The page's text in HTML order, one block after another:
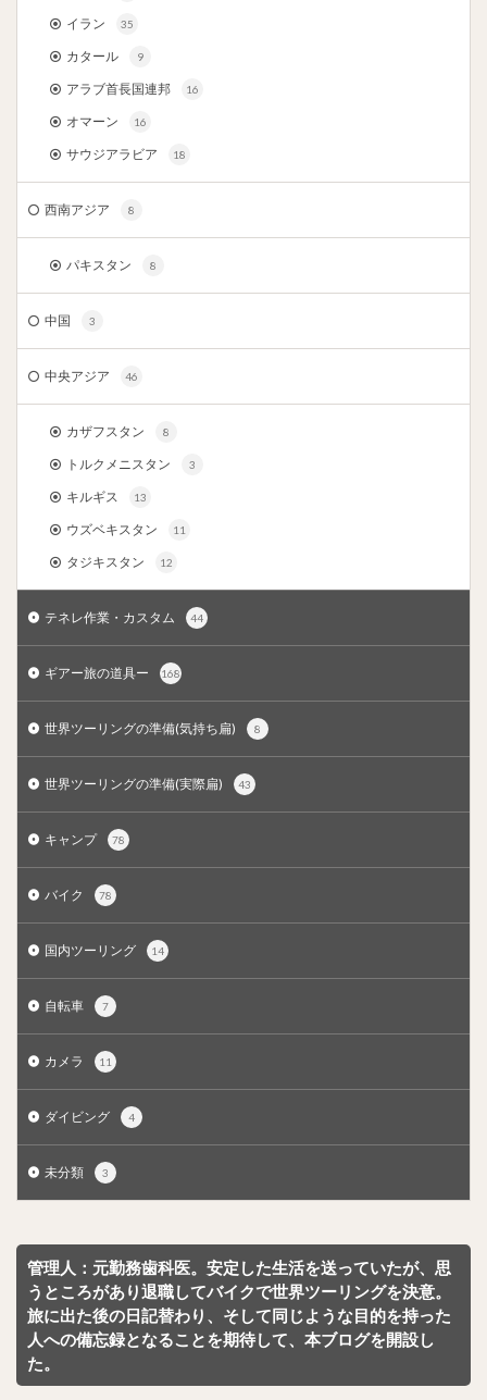
イラン 35
カタール 9
アラブ首長国連邦 16
オマーン 16
サウジアラビア 18
西南アジア 8
パキスタン 8
中国 3
中央アジア 46
カザフスタン 8
トルクメニスタン 3
キルギス 13
ウズベキスタン 11
タジキスタン 12
テネレ作業・カスタム 44
ギアー旅の道具ー 168
世界ツーリングの準備(気持ち扁) 8
世界ツーリングの準備(実際扁) 43
キャンプ 78
バイク 78
国内ツーリング 14
自転車 7
カメラ 11
ダイビング 4
未分類 3
管理人：元勤務歯科医。安定した生活を送っていたが、思
うところがあり退職してバイクで世界ツーリングを決意。
旅に出た後の日記替わり、そして同じような目的を持った
人への備忘録となることを期待して、本ブログを開設し
た。